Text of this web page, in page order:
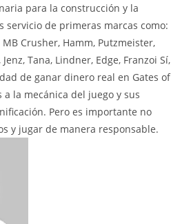
para la construcción y la
servicio de primeras marcas como:
MB Crusher, Hamm, Putzmeister,
Tana, Lindner, Edge, Franzoi Sí,
de ganar dinero real en Gates of
a la mecánica del juego y sus
Pero es importante no
y jugar de manera responsable.